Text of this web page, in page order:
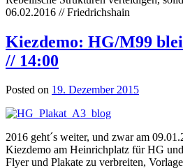
06.02.2016 // Friedrichshain
Kiezdemo: HG/M99
// 14:00
Posted on 19. Dezember 2015
2016 geht´s weiter, und zwar am
Kiezdemo am Heinrichplatz für HG
Flyer und Plakate zu verbreiten,